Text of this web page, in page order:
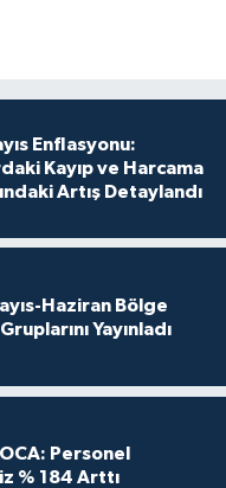
Enflasyonu:
Kayıp ve Harcama
Artış Detaylandı
Haziran Bölge
Yayınladı
Personel
% 184 Arttı